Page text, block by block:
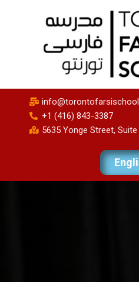
+1 (416) 843-3387
5635 Yonge Street,